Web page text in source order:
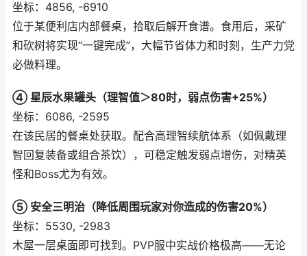
坐标：4856, -6910
位于某便利店内部餐桌，拾取后解开食谱。食用后，采矿
和砍树将实现“一键完成”，大幅节省体力和时刻，生产力党
必做料理。
④ 星辰水果罐头（理智值＞80时，弱点伤害+25%）
坐标：6086, -2595
在该民居的餐桌处获取。配合高理智续航体系（如佩戴理
智回复装备或组合茶饮），可稳定触发弱点增伤，对精英
怪和Boss尤为有效。
⑤ 安全三明治（降低周围玩家对你造成的伤害20%）
坐标：5530, -2983
木屋一层桌面即可找到。PVP服中实战价格极高——无论